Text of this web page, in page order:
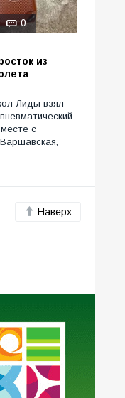
0
из
Лиды взял
с
Наверх